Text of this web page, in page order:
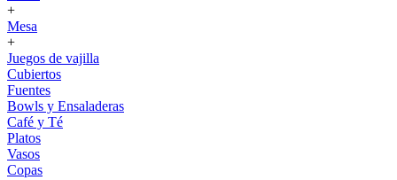
+
Mesa
+
Juegos de vajilla
Cubiertos
Fuentes
Bowls y Ensaladeras
Café y Té
Platos
Vasos
Copas